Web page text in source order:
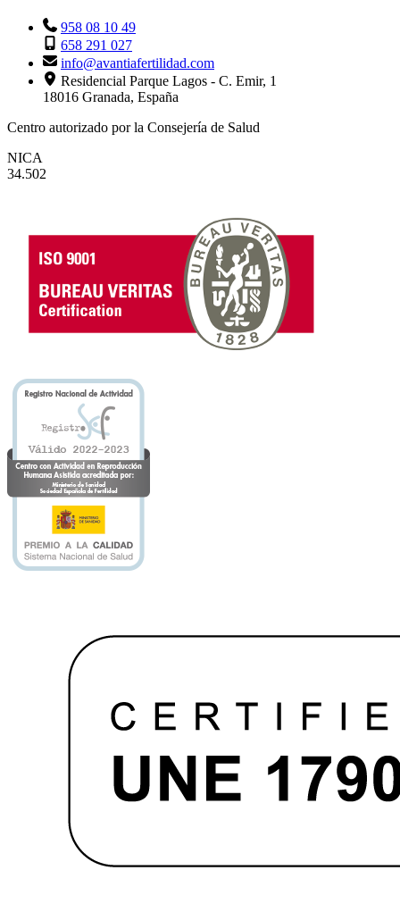
958 08 10 49
658 291 027
info@avantiafertilidad.com
Residencial Parque Lagos - C. Emir, 1
18016 Granada, España
Centro autorizado por la Consejería de Salud
NICA
34.502